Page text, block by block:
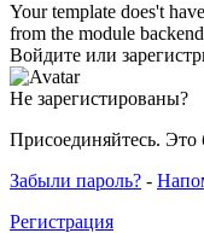
Your template does't
from the module
Войдите или
Не зарегистированы?
Присоединяйтесь. Это
Забыли пароль? -
Регистрация